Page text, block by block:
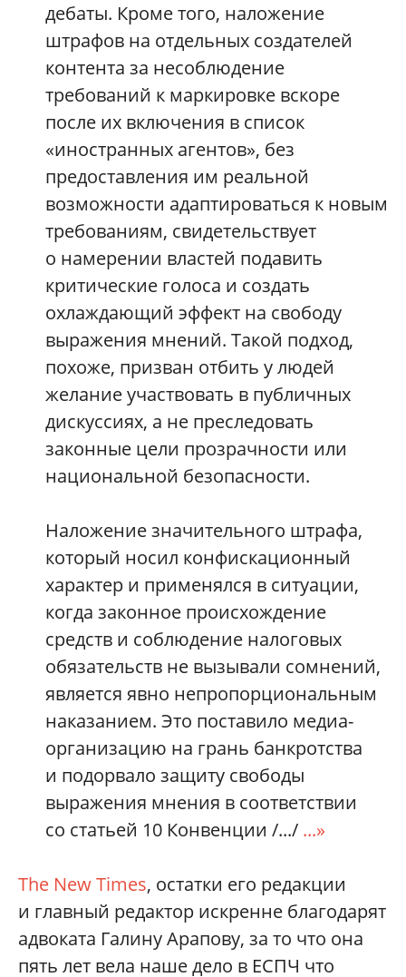
дебаты. Кроме того, наложение
штрафов на отдельных создателей
контента за несоблюдение
требований к маркировке вскоре
после их включения в список
«иностранных агентов», без
предоставления им реальной
возможности адаптироваться к новым
требованиям, свидетельствует
о намерении властей подавить
критические голоса и создать
охлаждающий эффект на свободу
выражения мнений. Такой подход,
похоже, призван отбить у людей
желание участвовать в публичных
дискуссиях, а не преследовать
законные цели прозрачности или
национальной безопасности.
Наложение значительного штрафа,
который носил конфискационный
характер и применялся в ситуации,
когда законное происхождение
средств и соблюдение налоговых
обязательств не вызывали сомнений,
является явно непропорциональным
наказанием. Это поставило медиа-
организацию на грань банкротства
и подорвало защиту свободы
выражения мнения в соответствии
со статьей 10 Конвенции /.../ ...»
The New Times, остатки его редакции
и главный редактор искренне благодарят
адвоката Галину Арапову, за то что она
пять лет вела наше дело в ЕСПЧ что